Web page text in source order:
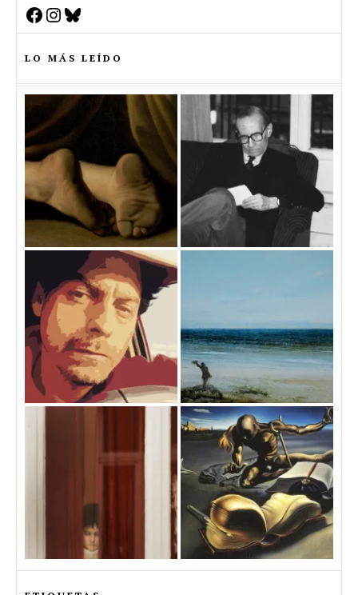
Facebook
Instagram
Bluesky
LO MÁS LEÍDO